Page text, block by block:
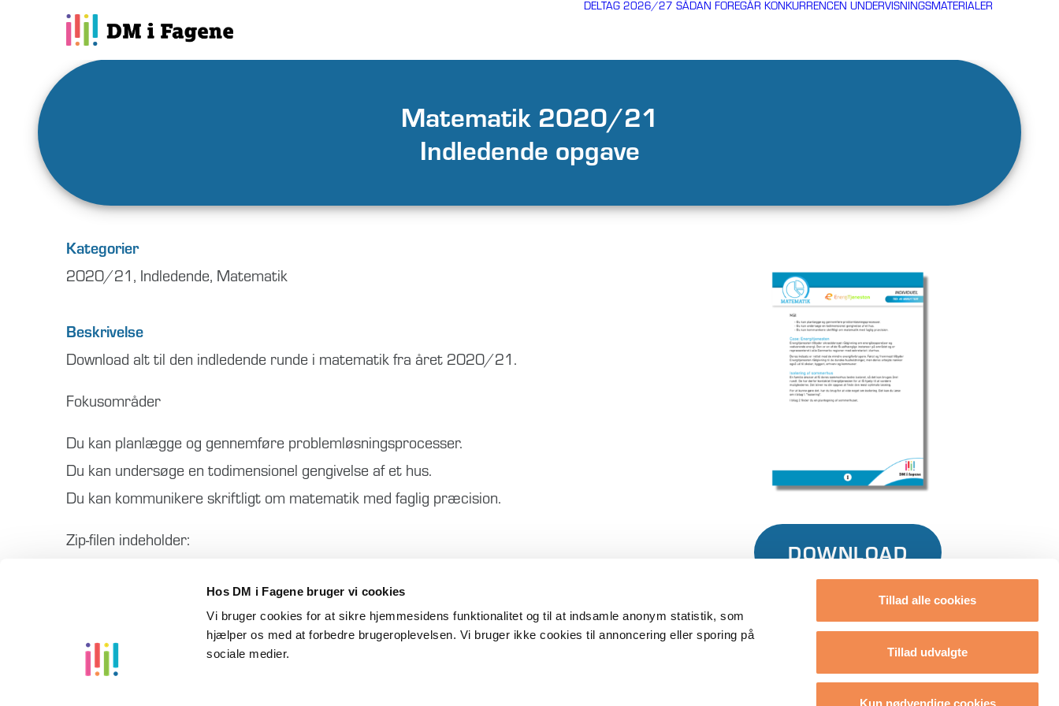
Hos DM i Fagene bruger vi cookies
Vi bruger cookies for at sikre hjemmesidens funktionalitet og til at indsamle anonym statistik, som
hjælper os med at forbedre brugeroplevelsen. Vi bruger ikke cookies til annoncering eller sporing på
sociale medier.
Tillad alle cookies
Tillad udvalgte
Kun nødvendige cookies
DELTAG 2026/27 SÅDAN FOREGÅR KONKURRENCEN UNDERVISNINGSMATERIALER
Matematik 2020/21
Indledende opgave
Kategorier
2020/21 , Indledende, Matematik
Beskrivelse
Download alt til den indledende runde i matematik fra året 2020/21.
Fokusområder
Du kan planlægge og gennemføre problemløsningsprocesser.
Du kan undersøge en todimensionel gengivelse af et hus.
Du kan kommunikere skriftligt om matematik med faglig præcision.
Zip-filen indeholder:
DOWNLOAD